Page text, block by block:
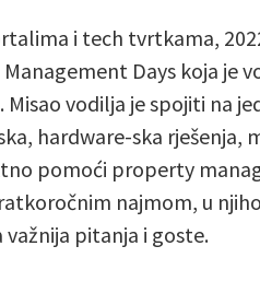
i tech tvrtkama,
Days koja je
Misao vodilja je spojiti na
hardware-ska
pomoći property
najmom, u
pitanja i goste.